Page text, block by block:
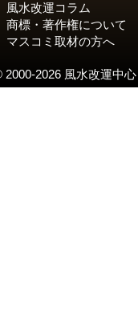
風水改運コラム
商標・著作権について
マスコミ取材の方へ
2000-2026 風水改運中